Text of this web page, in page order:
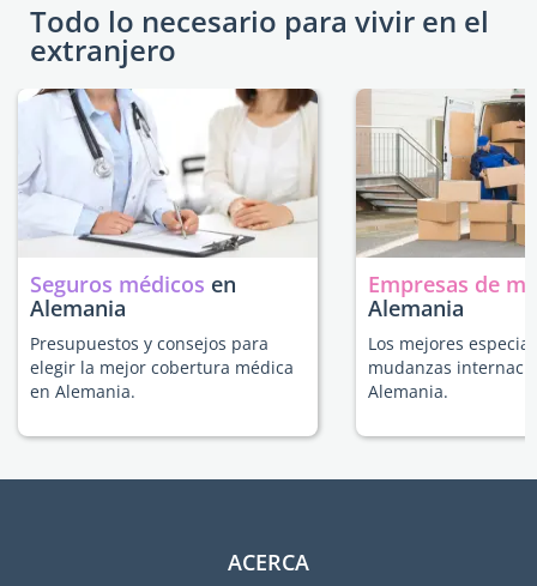
Todo lo necesario para vivir en el
extranjero
Seguros médicos en
Alemania
Presupuestos y consejos para
elegir la mejor cobertura médica
en Alemania.
Empresas de
Alemania
Los mejores
mudanzas
Alemania.
ACERCA